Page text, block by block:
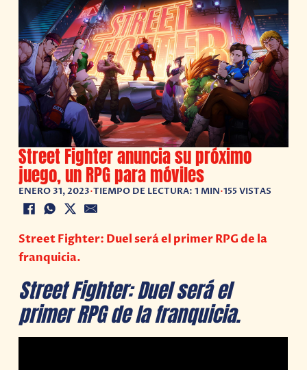
Street Fighter anuncia su próximo
juego, un RPG para móviles
ENERO 31, 2023•TIEMPO DE LECTURA: 1 MIN•155 VISTAS
Street Fighter: Duel será el primer RPG de la
franquicia.
Street Fighter: Duel será el
primer RPG de la franquicia.